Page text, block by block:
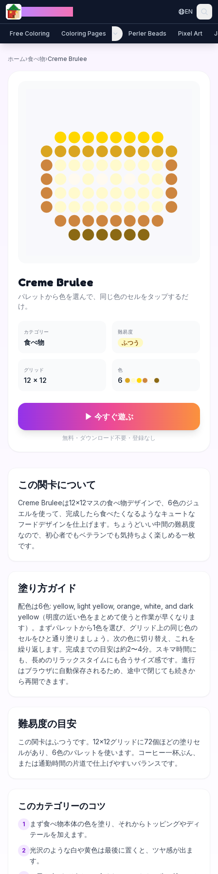
Skip to content
EN
Free Coloring Coloring Pages Perler Beads Pixel Art
ホーム›食べ物›Creme Brulee
Creme Brulee
パレットから色を選んで、同じ色のセルをタップするだ
け。
カテゴリー
食べ物
難易度
ふつう
グリッド
12 × 12
色
6
▶ 今すぐ遊ぶ
無料・ダウンロード不要・登録なし
この関卡について
Creme Bruleeは12×12マスの食べ物デザインで、6色のジュ
エルを使って、完成したら食べたくなるようなキュートな
フードデザインを仕上げます。ちょうどいい中間の難易度
なので、初心者でもベテランでも気持ちよく楽しめる一枚
です。
塗り方ガイド
配色は6色: yellow, light yellow, orange, white, and dark
yellow（明度の近い色をまとめて使うと作業が早くなりま
す）。まずパレットから1色を選び、グリッド上の同じ色の
セルをひと通り塗りましょう。次の色に切り替え、これを
繰り返します。完成までの目安は約2〜4分。スキマ時間に
も、長めのリラックスタイムにも合うサイズ感です。進行
はブラウザに自動保存されるため、途中で閉じても続きか
ら再開できます。
難易度の目安
この関卡はふつうです。12×12グリッドに72個ほどの塗りセ
ルがあり、6色のパレットを使います。コーヒー一杯ぶん、
または通勤時間の片道で仕上げやすいバランスです。
このカテゴリーのコツ
1
まず食べ物本体の色を塗り、それからトッピングやディ
テールを加えます。
2 光沢のような白や黄色は最後に置くと、ツヤ感が出ま
す。